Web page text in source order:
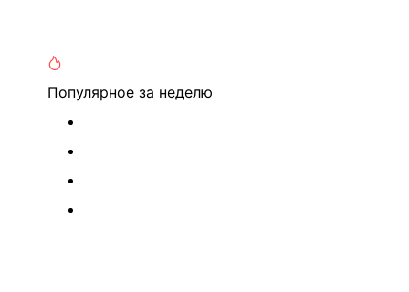
Популярное за неделю